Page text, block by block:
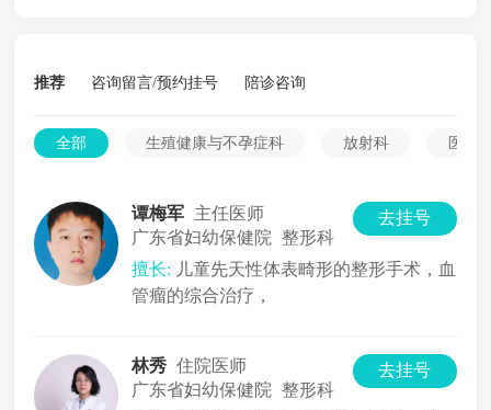
推荐 咨询留言/预约挂号 陪诊咨询
全部 生殖健康与不孕症科 放射科 医学
谭梅军 主任医师
广东省妇幼保健院 整形科
去挂号
擅长: 儿童先天性体表畸形的整形手术，血
管瘤的综合治疗，
林秀 住院医师
广东省妇幼保健院 整形科
去挂号